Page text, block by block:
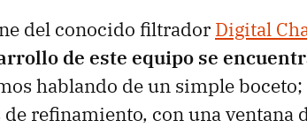
del conocido filtrador Digital
de este equipo se
hablando de un simple
de refinamiento, con una ventana